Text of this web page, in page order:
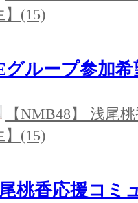
】(15)
ループ参加希
【NMB48】 浅尾
】(15)
桃香応援コミ